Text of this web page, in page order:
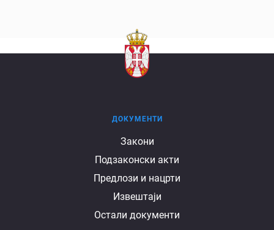
ДОКУМЕНТИ
Закони
Подзаконски акти
Предлози и нацрти
Извештаји
Остали документи